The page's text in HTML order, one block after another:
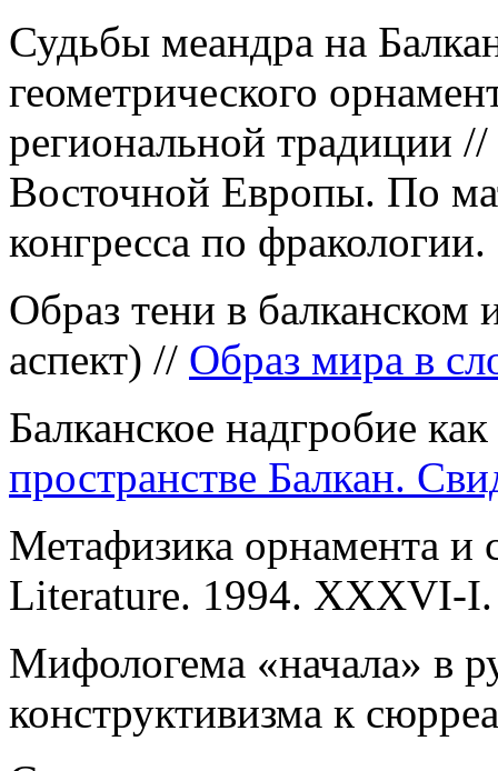
Судьбы меандра на
геометрического
региональной традиции
Восточной Европы. По
конгресса по
Образ тени в балканском
аспект) // Образ мира в
Балканское надгробие
пространстве Балкан.
Метафизика орнамента и
Literature. 1994. XXXVI-I.
Мифологема «начала» в
конструктивизма к